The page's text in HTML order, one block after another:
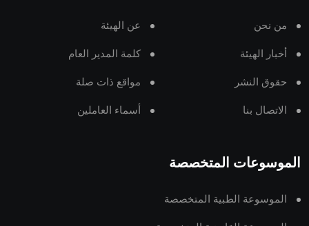
من نحن عن الهيئة
أخبار الهيئة كلمة المدير العام
حقوق النشر مواقع ذات صلة
الاتصال بنا أسماء العاملين
الموسوعات المتخصصة
الموسوعة الطبية المتخصصة